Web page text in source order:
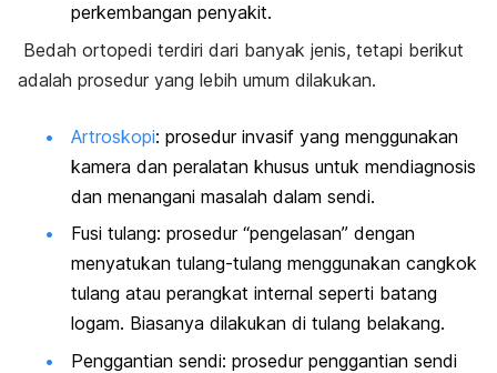
perkembangan penyakit.
Bedah ortopedi terdiri dari banyak jenis, tetapi berikut
adalah prosedur yang lebih umum dilakukan.
Artroskopi: prosedur invasif yang menggunakan
kamera dan peralatan khusus untuk mendiagnosis
dan menangani masalah dalam sendi.
Fusi tulang: prosedur “pengelasan” dengan
menyatukan tulang-tulang menggunakan cangkok
tulang atau perangkat internal seperti batang
logam. Biasanya dilakukan di tulang belakang.
Penggantian sendi: prosedur penggantian sendi